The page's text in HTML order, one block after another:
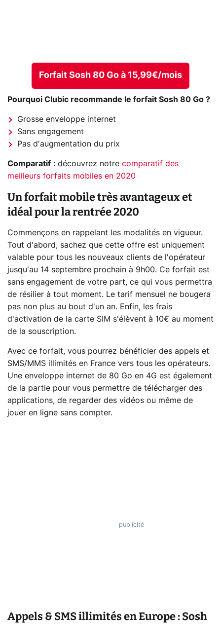
Forfait Sosh 80 Go à 15,99€/mois
Pourquoi Clubic recommande le forfait Sosh 80 Go ?
Grosse enveloppe internet
Sans engagement
Pas d'augmentation du prix
Comparatif : découvrez notre comparatif des
meilleurs forfaits mobiles en 2020
Un forfait mobile très avantageux et
idéal pour la rentrée 2020
Commençons en rappelant les modalités en vigueur.
Tout d'abord, sachez que cette offre est uniquement
valable pour tous les nouveaux clients de l'opérateur
jusqu'au 14 septembre prochain à 9h00. Ce forfait est
sans engagement de votre part, ce qui vous permettra
de résilier à tout moment. Le tarif mensuel ne bougera
pas non plus au bout d'un an. Enfin, les frais
d'activation de la carte SIM s'élèvent à 10€ au moment
de la souscription.
Avec ce forfait, vous pourrez bénéficier des appels et
SMS/MMS illimités en France vers tous les opérateurs.
Une enveloppe internet de 80 Go en 4G est également
de la partie pour vous permettre de télécharger des
applications, de regarder des vidéos ou même de
jouer en ligne sans compter.
Appels & SMS illimités en Europe : Sosh